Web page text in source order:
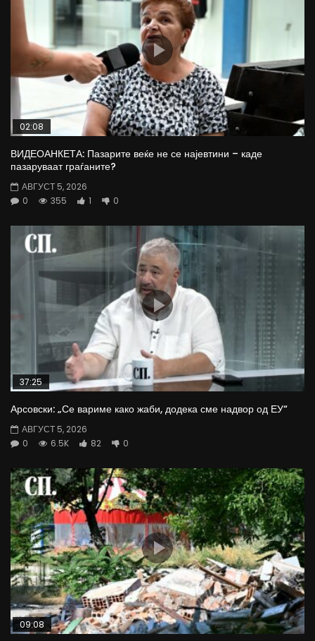
02:08
ВИДЕОАНКЕТА: Пазарите веќе не се најевтини – каде
пазаруваат граѓаните?
АВГУСТ 5, 2026
0
355 1 0
37:25
Арсовски: „Се вариме како жаби, додека сме надвор од ЕУ“
АВГУСТ 5, 2026
0
6.5K 82 0
09:08